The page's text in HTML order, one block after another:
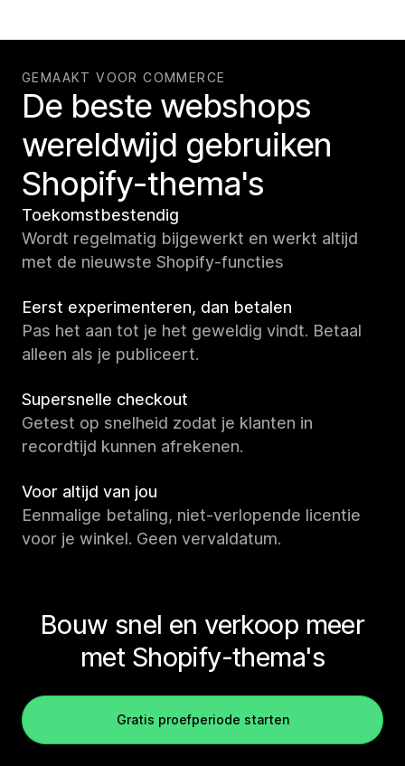
GEMAAKT VOOR COMMERCE
De beste webshops
wereldwijd gebruiken
Shopify-thema's
Toekomstbestendig
Wordt regelmatig bijgewerkt en werkt altijd
met de nieuwste Shopify-functies
Eerst experimenteren, dan betalen
Pas het aan tot je het geweldig vindt. Betaal
alleen als je publiceert.
Supersnelle checkout
Getest op snelheid zodat je klanten in
recordtijd kunnen afrekenen.
Voor altijd van jou
Eenmalige betaling, niet-verlopende licentie
voor je winkel. Geen vervaldatum.
Bouw snel en verkoop meer
met Shopify-thema's
Gratis proefperiode starten